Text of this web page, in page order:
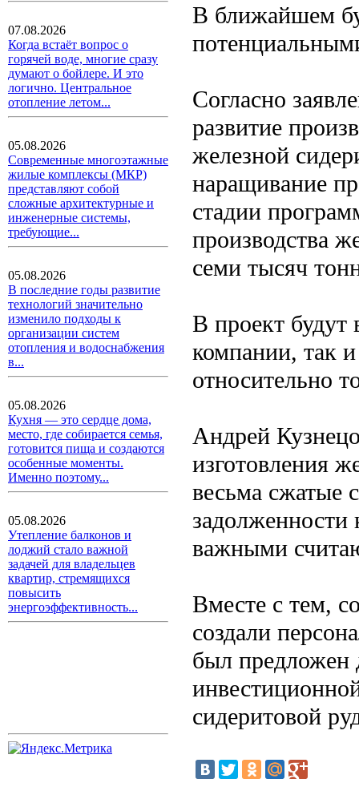
07.08.2026
Когда встаёт вопрос о
горячей воде, многие сразу
думают о бойлере. И это
логично. Центральное
отопление летом...
05.08.2026
Современные многоэтажные
жилые комплексы (МКР)
представляют собой
сложные архитектурные и
инженерные системы,
требующие...
05.08.2026
В последние годы развитие
технологий значительно
изменило подходы к
организации систем
отопления и водоснабжения
в...
05.08.2026
Кухня — это сердце дома,
место, где собирается семья,
готовится пища и создаются
особенные моменты.
Именно поэтому...
05.08.2026
Утепление балконов и
лоджий стало важной
задачей для владельцев
квартир, стремящихся
повысить
энергоэффективность...
В ближайшем
Согласно
развитие
железной
наращивание
стадии
производства
семи тысяч
В проект будут
компании, так
относительно
Андрей
изготовления
весьма сжатые
важными
Вместе с тем,
создали
был предложен
сидеритовой